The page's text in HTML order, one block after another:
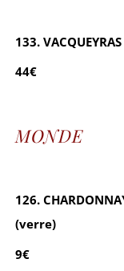
133.
44€
MONDE
126.
(verre)
9€